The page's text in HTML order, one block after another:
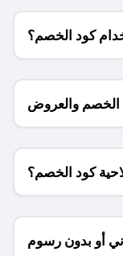
كود الخصم؟
والعروض
للمتاجر؟
كود الخصم؟
أو بدون رسوم